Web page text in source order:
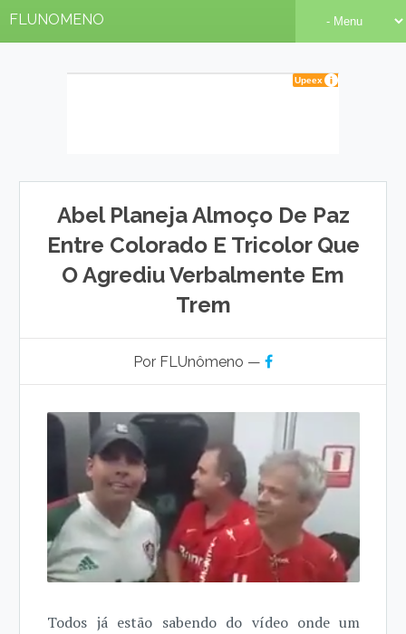
FLUNOMENO
Abel Planeja Almoço De Paz
Entre Colorado E Tricolor Que
O Agrediu Verbalmente Em
Trem
Por FLUnômeno —
Todos já estão sabendo do vídeo onde um